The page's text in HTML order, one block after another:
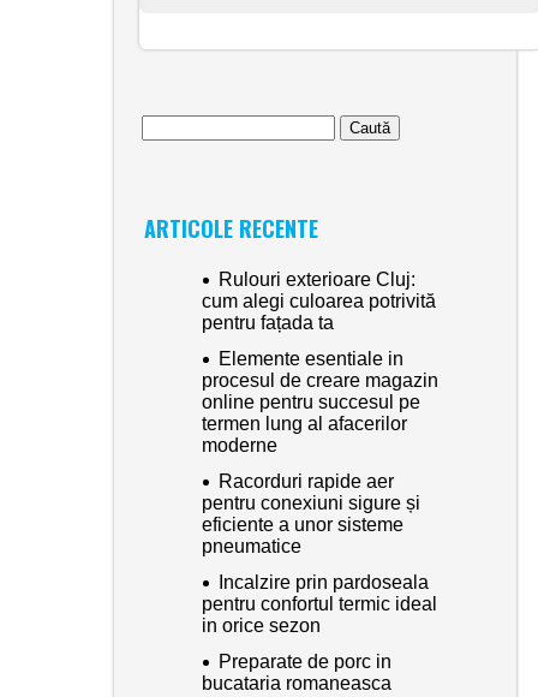
ARTICOLE RECENTE
Rulouri exterioare Cluj:
cum alegi culoarea potrivită
pentru fațada ta
Elemente esentiale in
procesul de creare magazin
online pentru succesul pe
termen lung al afacerilor
moderne
Racorduri rapide aer
pentru conexiuni sigure și
eficiente a unor sisteme
pneumatice
Incalzire prin pardoseala
pentru confortul termic ideal
in orice sezon
Preparate de porc in
bucataria romaneasca